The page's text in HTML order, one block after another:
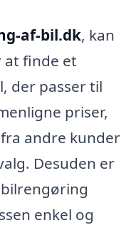
af-bil.dk, kan
finde et
der passer til
priser,
andre kunder
Desuden er
enkel og